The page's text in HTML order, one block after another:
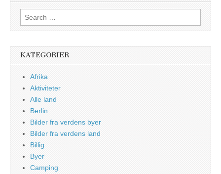
Search
for:
KATEGORIER
Afrika
Aktiviteter
Alle land
Berlin
Bilder fra verdens byer
Bilder fra verdens land
Billig
Byer
Camping